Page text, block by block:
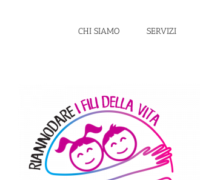
CHI SIAMO SERVIZI